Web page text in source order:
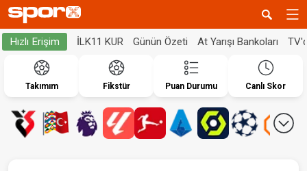
Hızlı Erişim İLK11 KUR Günün Özeti At Yarışı Bankoları
Takımım Fikstür Puan Durumu Canlı Skor